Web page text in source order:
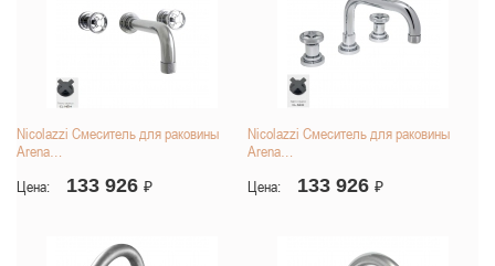
Nicolazzi Смеситель для раковины
Arena…
Цена: 133 926 ₽
Nicolazzi Смеситель для раковины
Arena…
Цена: 133 926 ₽